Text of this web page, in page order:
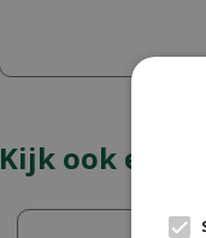
Kijk ook eens